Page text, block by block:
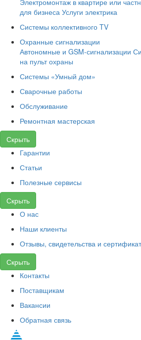
Электромонтаж в квартире или
для бизнеса Услуги электрика
Системы коллективного TV
Охранные сигнализации
Автономные и GSM-сигнализации
на пульт охраны
Системы «Умный дом»
Сварочные работы
Обслуживание
Ремонтная мастерская
Скрыть
Гарантии
Статьи
Полезные сервисы
Скрыть
О нас
Наши клиенты
Отзывы, свидетельства и
Скрыть
Контакты
Поставщикам
Вакансии
Обратная связь